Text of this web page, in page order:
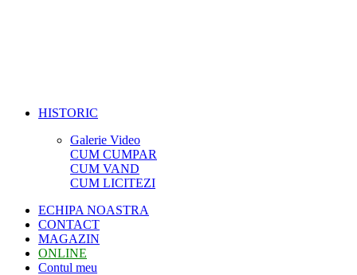
HISTORIC
Galerie Video
CUM CUMPAR
CUM VAND
CUM LICITEZI
ECHIPA NOASTRA
CONTACT
MAGAZIN
ONLINE
Contul meu